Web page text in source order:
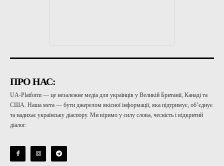
ПРО НАС:
UA-Platform — це незалежне медіа для українців у Великій Британії, Канаді та
США. Наша мета — бути джерелом якісної інформації, яка підтримує, об’єднує
та надихає українську діаспору. Ми віримо у силу слова, чесність і відкритий
діалог.